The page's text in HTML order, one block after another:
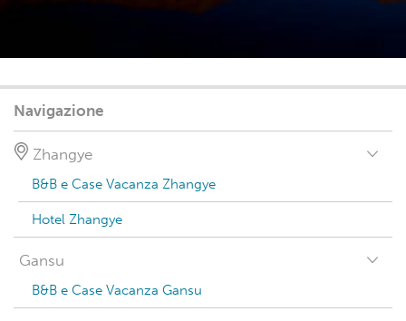
Navigazione
Zhangye
B&B e Case Vacanza Zhangye
Hotel Zhangye
Gansu
B&B e Case Vacanza Gansu